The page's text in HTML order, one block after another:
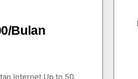
Bulan
Internet Up to 50